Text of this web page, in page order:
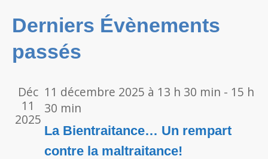
de
Évènements
Derniers Évènements
passés
Déc
11
2025
11 décembre 2025 à 13 h 30 min - 15 h
30 min
La Bientraitance… Un rempart
contre la maltraitance!